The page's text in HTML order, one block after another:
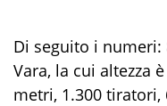
Di seguito i
Vara, la cui altezza
metri, 1.300